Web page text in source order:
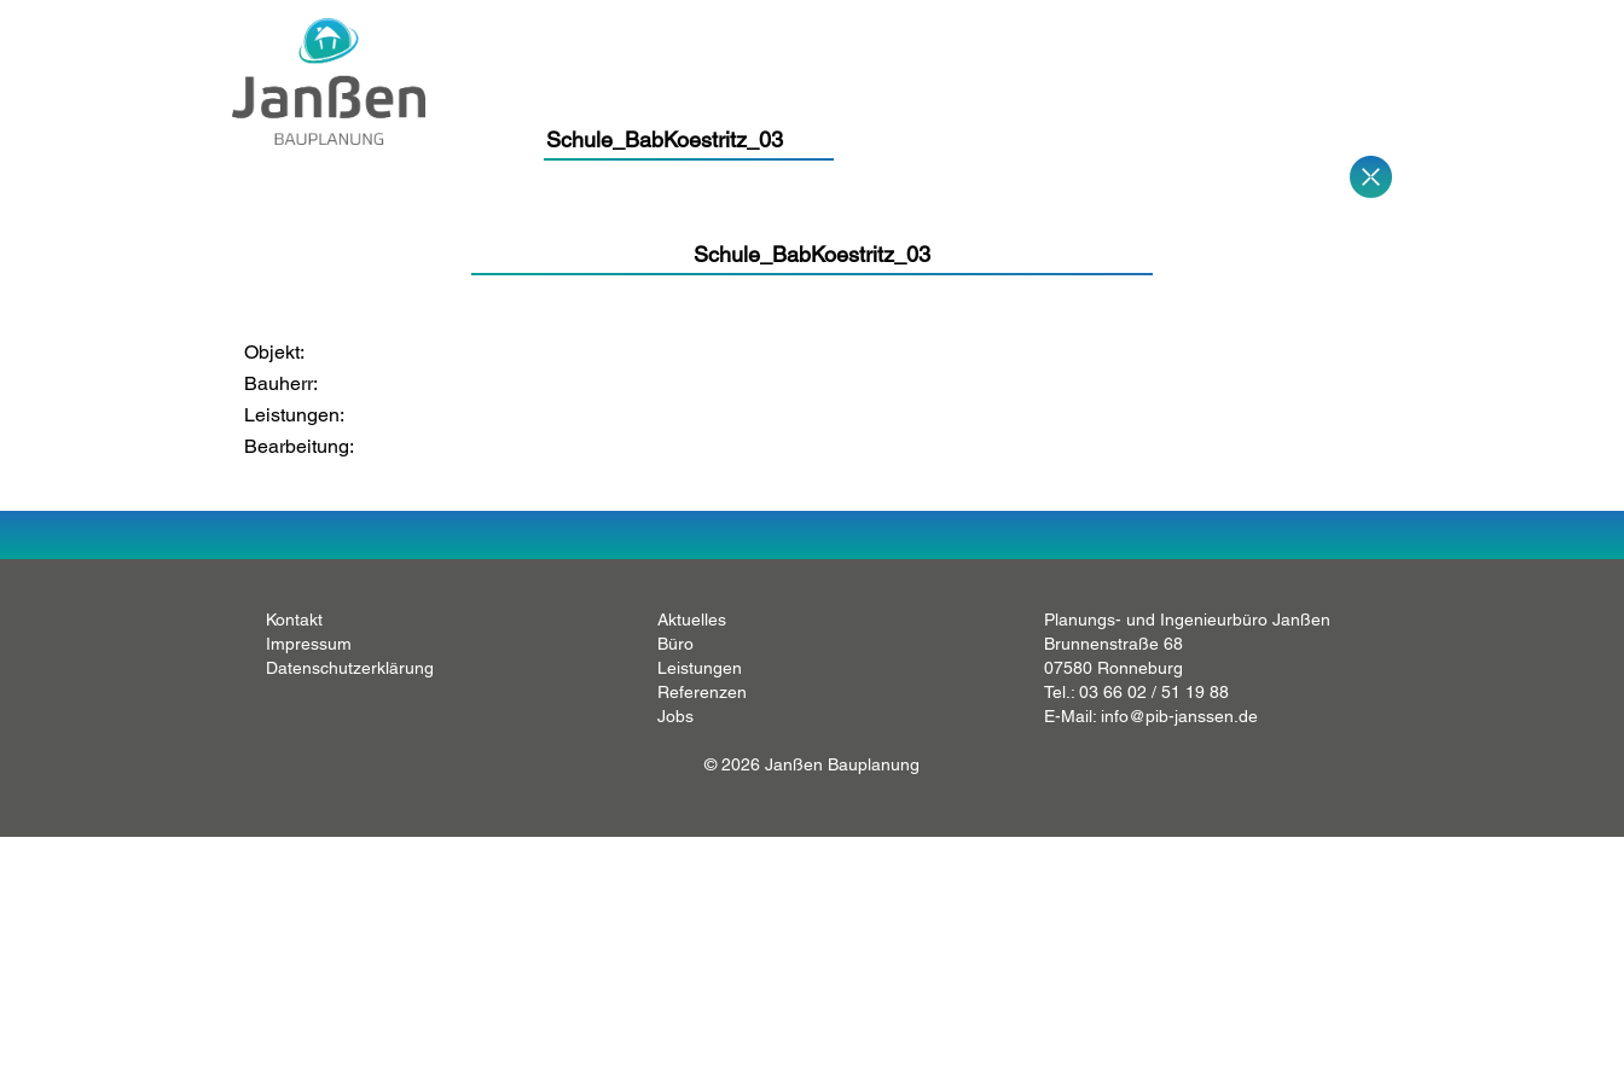
Schule_BabKoestritz_03
Schule_BabKoestritz_03
Objekt:
Bauherr:
Leistungen:
Bearbeitung:
Kontakt
Impressum
Datenschutzerklärung
Aktuelles
Büro
Leistungen
Referenzen
Jobs
Planungs- und Ingenieurbüro Janßen
Brunnenstraße 68
07580 Ronneburg
Tel.: 03 66 02 / 51 19 88
E-Mail: info@pib-janssen.de
© 2026 Janßen Bauplanung